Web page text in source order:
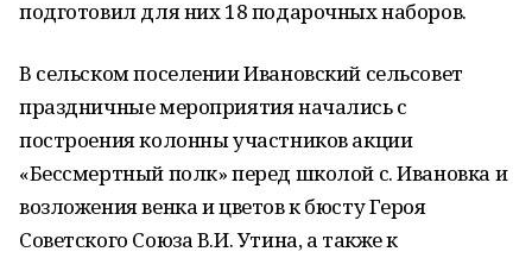
подготовил для них 18 подарочных наборов.
В сельском поселении Ивановский сельсовет
праздничные мероприятия начались с
построения колонны участников акции
«Бессмертный полк» перед школой с. Ивановка и
возложения венка и цветов к бюсту Героя
Советского Союза В.И. Утина, а также к